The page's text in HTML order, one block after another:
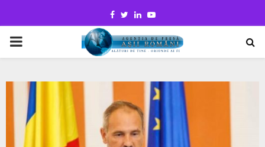
Facebook
TwitterLinkedinYoutube
PRIMARY